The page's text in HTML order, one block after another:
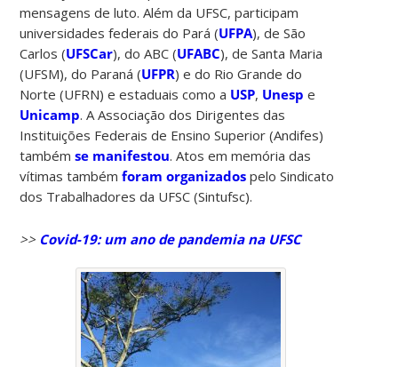
mensagens de luto. Além da UFSC, participam
universidades federais do Pará (UFPA), de São
Carlos (UFSCar), do ABC (UFABC), de Santa Maria
(UFSM), do Paraná (UFPR) e do Rio Grande do
Norte (UFRN) e estaduais como a USP, Unesp e
Unicamp. A Associação dos Dirigentes das
Instituições Federais de Ensino Superior (Andifes)
tambémse manifestou. Atos em memória das
vítimas tambémforam organizados pelo Sindicato
dos Trabalhadores da UFSC (Sintufsc).
>> Covid-19: um ano de pandemia na UFSC